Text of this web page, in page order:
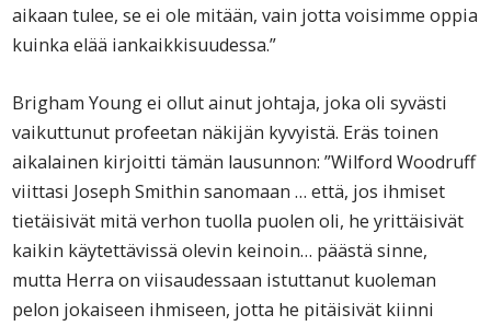
aikaan tulee, se ei ole mitään, vain jotta voisimme oppia
kuinka elää iankaikkisuudessa.”
Brigham Young ei ollut ainut johtaja, joka oli syvästi
vaikuttunut profeetan näkijän kyvyistä. Eräs toinen
aikalainen kirjoitti tämän lausunnon: ”Wilford Woodruff
viittasi Joseph Smithin sanomaan … että, jos ihmiset
tietäisivät mitä verhon tuolla puolen oli, he yrittäisivät
kaikin käytettävissä olevin keinoin… päästä sinne,
mutta Herra on viisaudessaan istuttanut kuoleman
pelon jokaiseen ihmiseen, jotta he pitäisivät kiinni